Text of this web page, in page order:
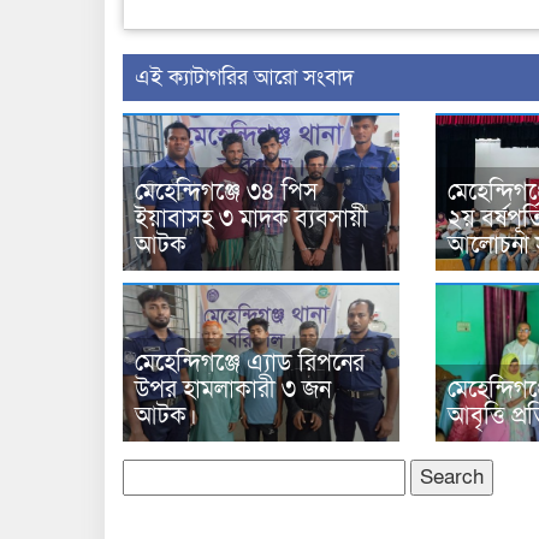
‍এই ক্যাটাগরির ‍আরো সংবাদ
মেহেন্দিগঞ্জে ৩৪ পিস
ইয়াবাসহ ৩ মাদক ব্যবসায়ী
আটক
২য়
আলোচনা
মেহেন্দিগঞ্জে এ্যাড রিপনের
উপর হামলাকারী ৩ জন
আটক।
আবৃত্তি
for: